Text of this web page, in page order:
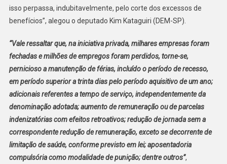
isso perpassa, indubitavelmente, pelo corte dos excessos de
benefícios”, alegou o deputado Kim Kataguiri (DEM-SP).
“Vale ressaltar que, na iniciativa privada, milhares empresas foram
fechadas e milhões de empregos foram perdidos, torne-se,
pernicioso a manutenção de férias, incluído o período de recesso,
em período superior a trinta dias pelo período aquisitivo de um ano;
adicionais referentes a tempo de serviço, independentemente da
denominação adotada; aumento de remuneração ou de parcelas
indenizatórias com efeitos retroativos; redução de jornada sem a
correspondente redução de remuneração, exceto se decorrente de
limitação de saúde, conforme previsto em lei; aposentadoria
compulsória como modalidade de punição; dentre outros”,